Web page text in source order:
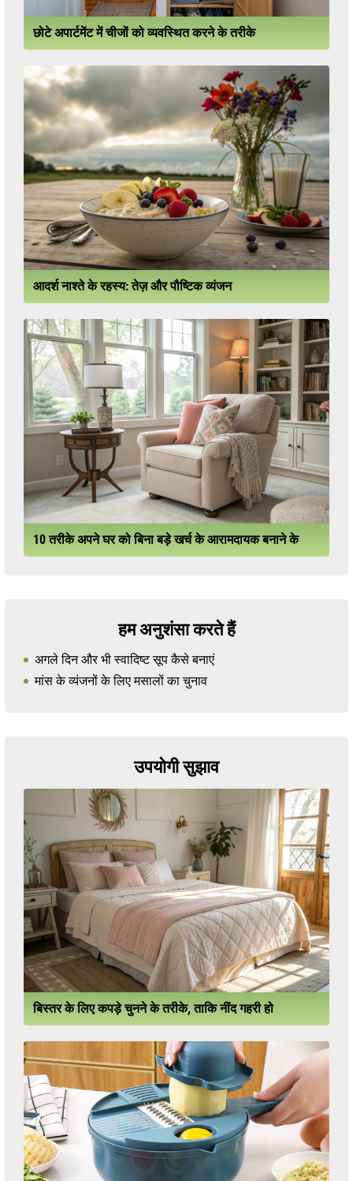
छोटे अपार्टमेंट में चीजों को व्यवस्थित करने के तरीके
आदर्श नाश्ते के रहस्य: तेज़ और पौष्टिक व्यंजन
10 तरीके अपने घर को बिना बड़े खर्च के आरामदायक बनाने के
हम अनुशंसा करते हैं
अगले दिन और भी स्वादिष्ट सूप कैसे बनाएं
मांस के व्यंजनों के लिए मसालों का चुनाव
उपयोगी सुझाव
बिस्तर के लिए कपड़े चुनने के तरीके, ताकि नींद गहरी हो